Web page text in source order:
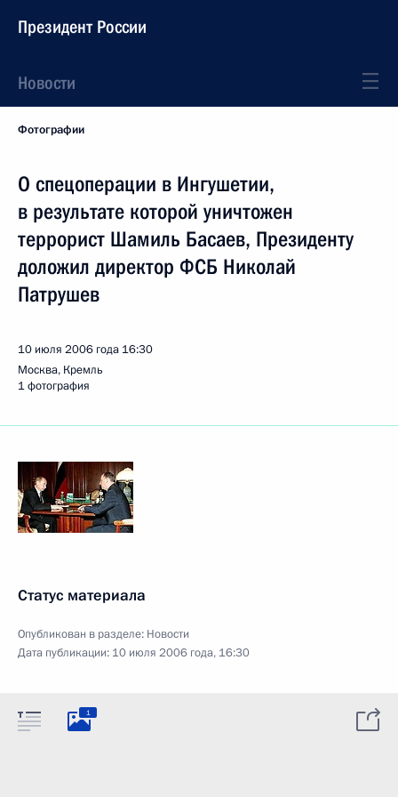
Президент России
Новости
Фотографии
О спецоперации в Ингушетии,
в результате которой уничтожен
террорист Шамиль Басаев, Президенту
доложил директор ФСБ Николай
Патрушев
10 июля 2006 года 16:30
Москва, Кремль
1 фотография
Статус материала
Опубликован в разделе: Новости
Дата публикации: 10 июля 2006 года, 16:30
1